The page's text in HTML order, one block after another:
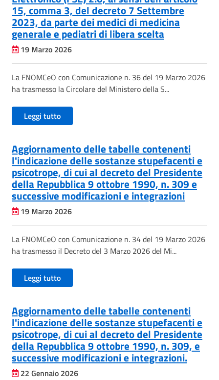
15, comma 3, del decreto 7 Settembre
2023, da parte dei medici di medicina
generale e pediatri di libera scelta
19 Marzo 2026
La FNOMCeO con Comunicazione n. 36 del 19 Marzo 2026
ha trasmesso la Circolare del Ministero della S...
Leggi tutto
Aggiornamento delle tabelle contenenti
l'indicazione delle sostanze stupefacenti e
psicotrope, di cui al decreto del Presidente
della Repubblica 9 ottobre 1990, n. 309 e
successive modificazioni e integrazioni
19 Marzo 2026
La FNOMCeO con Comunicazione n. 34 del 19 Marzo 2026
ha trasmesso il Decreto del 3 Marzo 2026 del Mi...
Leggi tutto
Aggiornamento delle tabelle contenenti
l'indicazione delle sostanze stupefacenti e
psicotrope, di cui al decreto del Presidente
della Repubblica 9 ottobre 1990, n. 309, e
successive modificazioni e integrazioni.
22 Gennaio 2026